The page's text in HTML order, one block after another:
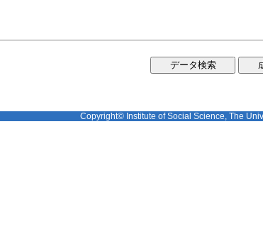
Copyright© Institute of Social Science, The